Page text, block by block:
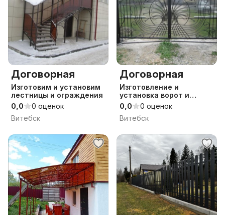
Договорная
Изготовим и установим
лестницы и ограждения
0,0
0 оценок
Витебск
Договорная
Изготовление и
установка ворот и
заборов
0,0
0 оценок
Витебск